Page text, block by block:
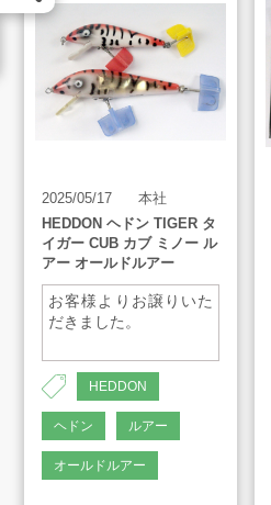
LINE査定
買取方法
お客様の声
よくあるご質問
スタッフインタビュー
店舗案内
2025/05/17
本社
HEDDON ヘドン TIGER タ
イガー CUB カブ ミノー ル
アー オールドルアー
お客様よりお譲りいた
だきました。
HEDDON
ヘドン ルアー
オールドルアー